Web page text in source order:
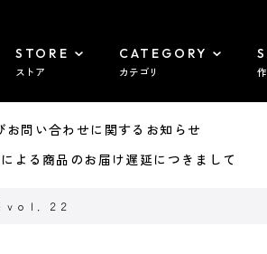
STORE
ストア
CATEGORY
カテゴリ
問い合わせに関するお知らせ
る商品のお届け遅延につきまして
ｏｌ．２２